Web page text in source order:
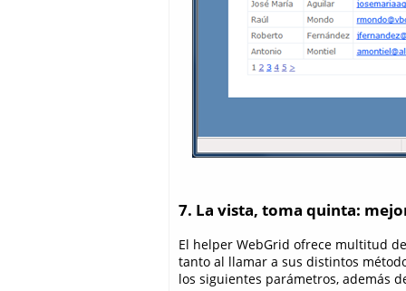
7. La vista, toma quinta:
El helper WebGrid ofrece multitud
tanto al llamar a sus distintos
los siguientes parámetros, además